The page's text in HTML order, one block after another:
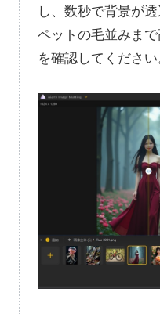
し、数秒で背景が
ペットの毛並みま
を確認してください